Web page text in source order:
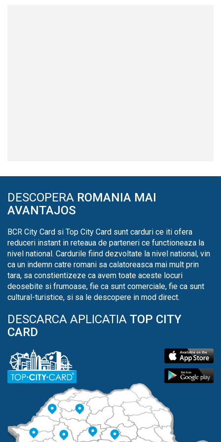
DESCOPERA ROMANIA MAI
AVANTAJOS
BCR City Card si Top City Card sunt carduri ce iti ofera
reduceri instant in reteaua de parteneri ce functioneaza la
nivel national. Cardurile fiind dezvoltate la nivel national, vin
ca un indemn catre romani sa calatoreasca mai mult prin
tara, sa constientizeze ca avem toate aceste locuri
deosebite si frumoase, fie ca sunt comerciale, fie ca sunt
cultural-turistice, si sa le descopere in mod direct.
DESCARCA APLICATIA TOP CITY
CARD